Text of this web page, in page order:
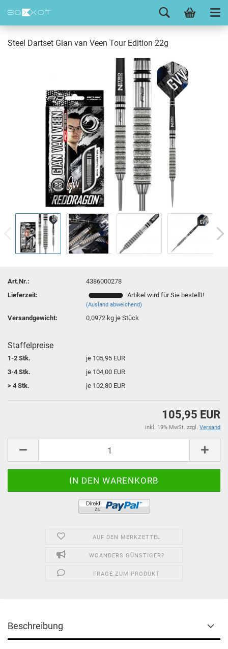
Steel Dartset Gian van Veen Tour Edition 22g
Art.Nr.:
4386000278
Lieferzeit:
Artikel wird für Sie bestellt!
(Ausland abweichend)
Versandgewicht: 0,0972 kg je Stück
Staffelpreise
1-2 Stk.
je 105,95 EUR
3-4 Stk.
je 104,00 EUR
> 4 Stk.
je 102,80 EUR
105,95 EUR
inkl. 19% MwSt. zzgl. Versand
AUF DEN MERKZETTEL
WOANDERS GÜNSTIGER?
FRAGE ZUM PRODUKT
Beschreibung